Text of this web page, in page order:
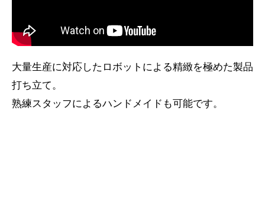
大量生産に対応したロボットによる精緻を極めた製品
打ち立て。
熟練スタッフによるハンドメイドも可能です。